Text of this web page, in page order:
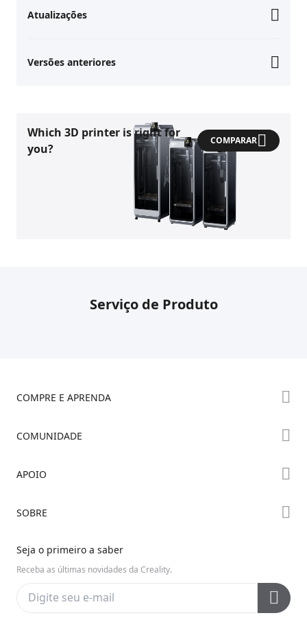
Atualizações
Versões anteriores
Which 3D printer is right for
you?
COMPARAR
Serviço de Produto
COMPRE E APRENDA
Série Ender
COMUNIDADE
Discord
APOIO
Central de Ajuda
Central de Vídeos
Pós-venda
SOBRE
Fale Conosco
Política de Privacidade
Seja o primeiro a saber
Receba as últimas novidades da Creality.